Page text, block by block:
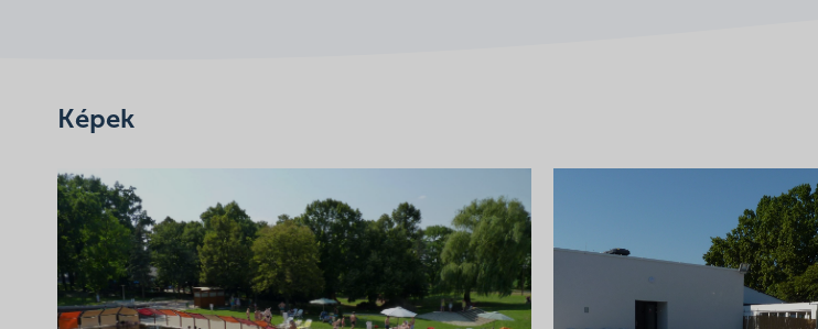
Képek